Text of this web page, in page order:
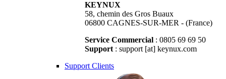
KEYNUX
58, chemin des Gros Buaux
06800 CAGNES-SUR-MER - (France)
Service Commercial : 0805 69 69 50
Support : support [at] keynux.com
Support Clients